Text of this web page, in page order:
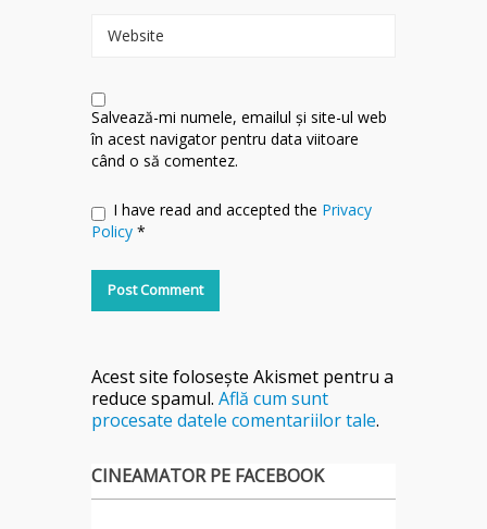
Website
Salvează-mi numele, emailul și site-ul web
în acest navigator pentru data viitoare
când o să comentez.
I have read and accepted the Privacy
Policy *
Acest site folosește Akismet pentru a
reduce spamul. Află cum sunt
procesate datele comentariilor tale.
CINEAMATOR PE FACEBOOK